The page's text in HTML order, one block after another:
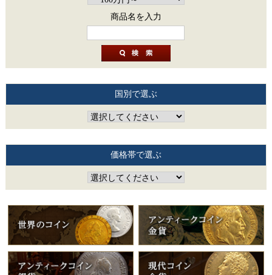
商品名を入力
国別で選ぶ
価格帯で選ぶ